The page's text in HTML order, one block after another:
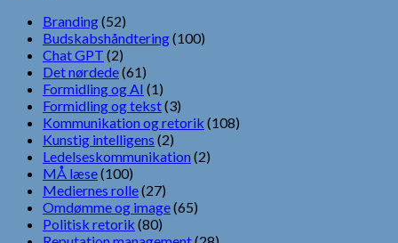
Branding(52)
Budskabshåndtering(100)
Chat GPT (2)
Det nørdede(61)
Formidling og AI (1)
Formidling og tekst(3)
Kommunikation og retorik (108)
Kunstig intelligens (2)
Ledelseskommunikation (2)
MÅ læse(100)
Mediernes rolle(27)
Omdømme og image(65)
Politisk retorik (80)